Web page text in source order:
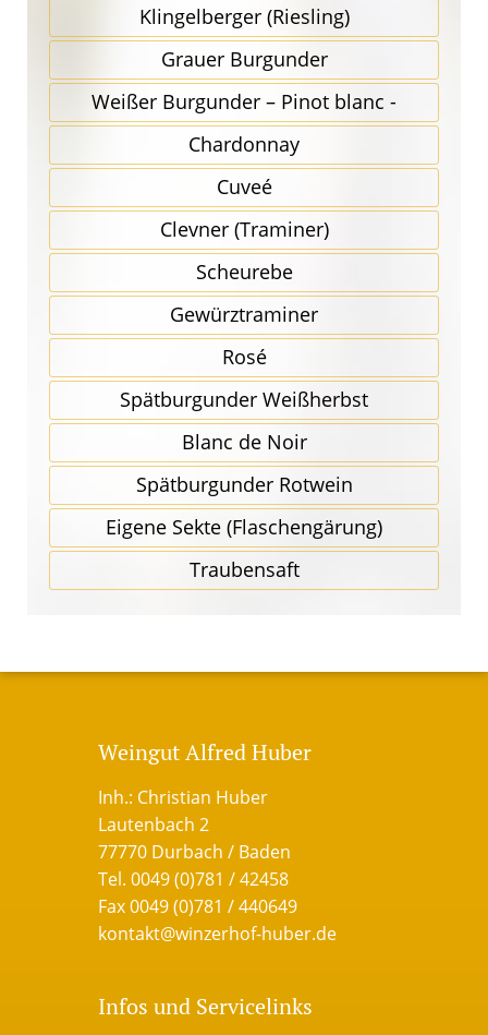
Klingel­berger (Riesling)
Grauer Burgunder
Weißer Burgunder – Pinot blanc -
Chardonnay
Cuveé
Clevner (Traminer)
Scheurebe
Gewürz­traminer
Rosé
Spätbur­gunder Weißherbst
Blanc de Noir
Spätbur­gunder Rotwein
Eigene Sekte (Flaschen­gärung)
Traubensaft
Weingut Alfred Huber
Inh.: Christian Huber
Lautenbach 2
77770 Durbach / Baden
Tel. 0049 (0)781 / 42458
Fax 0049 (0)781 / 440649
kontakt@winzerhof-huber.de
Infos und Servicelinks